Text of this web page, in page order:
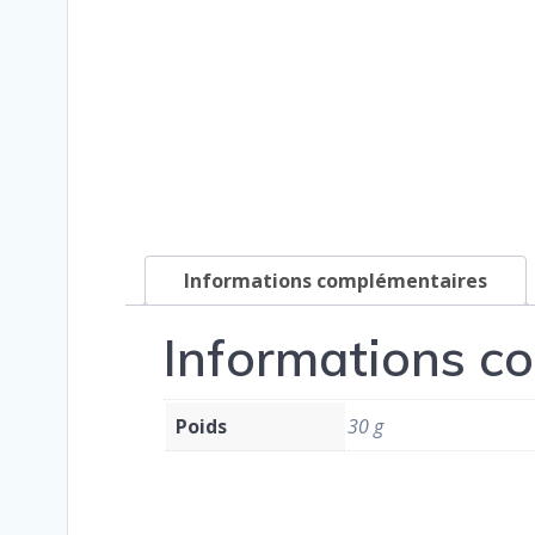
Informations complémentaires
Informations
Poids 30 g